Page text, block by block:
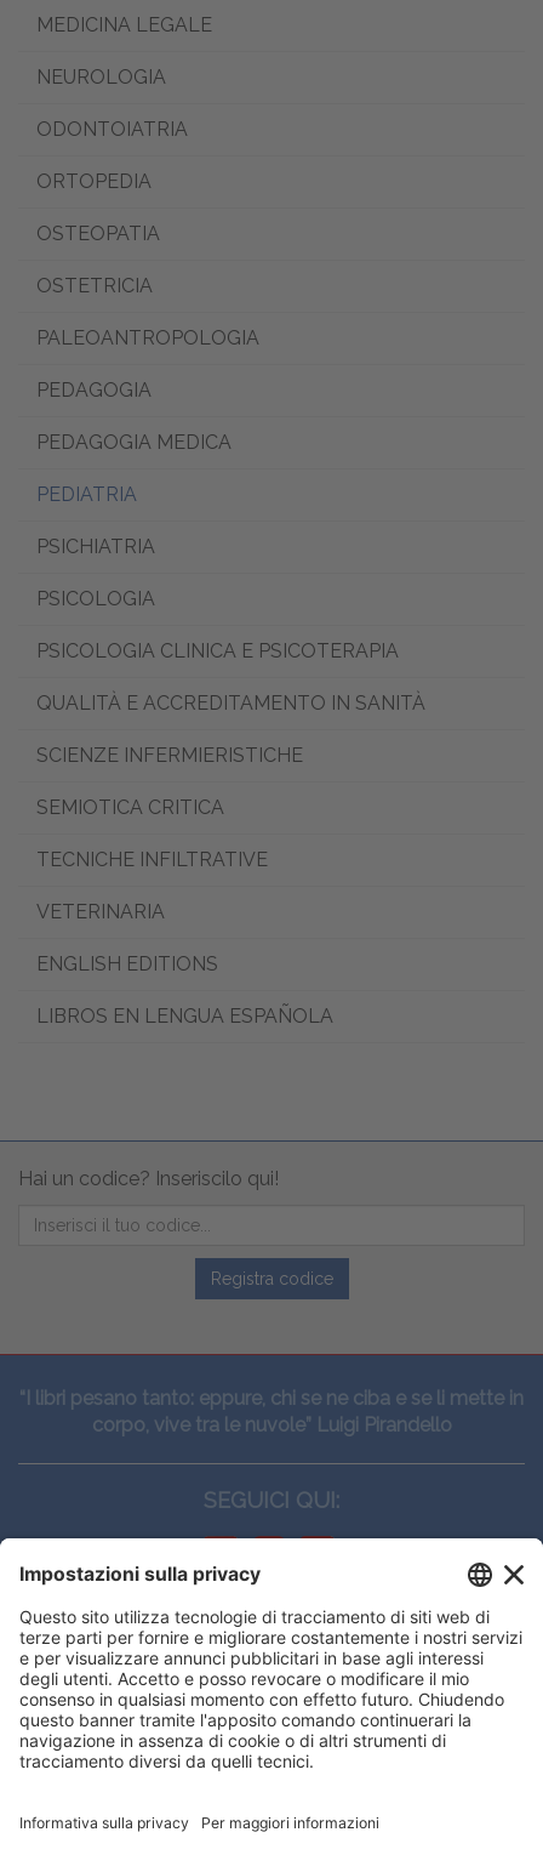
MEDICINA LEGALE
NEUROLOGIA
ODONTOIATRIA
ORTOPEDIA
OSTEOPATIA
OSTETRICIA
PALEOANTROPOLOGIA
PEDAGOGIA
PEDAGOGIA MEDICA
PEDIATRIA
PSICHIATRIA
PSICOLOGIA
PSICOLOGIA CLINICA E PSICOTERAPIA
QUALITÀ E ACCREDITAMENTO IN SANITÀ
SCIENZE INFERMIERISTICHE
SEMIOTICA CRITICA
TECNICHE INFILTRATIVE
VETERINARIA
ENGLISH EDITIONS
LIBROS EN LENGUA ESPAÑOLA
Hai un codice? Inseriscilo qui!
Registra codice
“I libri pesano tanto: eppure, chi se ne ciba e se li mette in
corpo, vive tra le nuvole” Luigi Pirandello
SEGUICI QUI:
CONTATTI
Edi.Ermes srl
Viale E. Forlanini, 21 - 20134, Milano
(+39)027021121
E-mail:eeinfo@eenet.it
ORARI
offrirti la migliore navigazione